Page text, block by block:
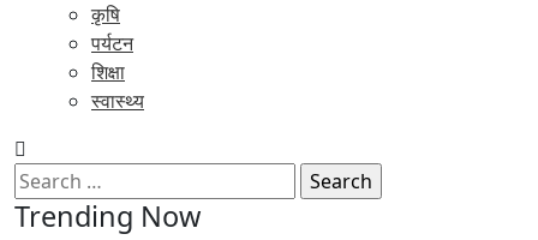
कृषि
पर्यटन
शिक्षा
स्वास्थ्य
Search
for:
Trending Now